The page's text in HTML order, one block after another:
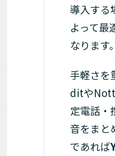
導入する
よって最
なります。
手軽さを
ditや
定電話・
音をまと
であれば